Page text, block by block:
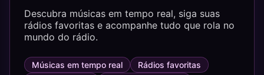
Descubra músicas em tempo real, siga suas
rádios favoritas e acompanhe tudo que rola no
mundo do rádio.
Músicas em tempo real
Rádios favoritas